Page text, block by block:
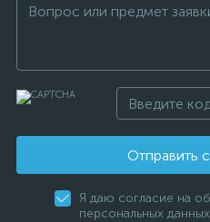
Отправить
Я даю согласие на
персональных данных